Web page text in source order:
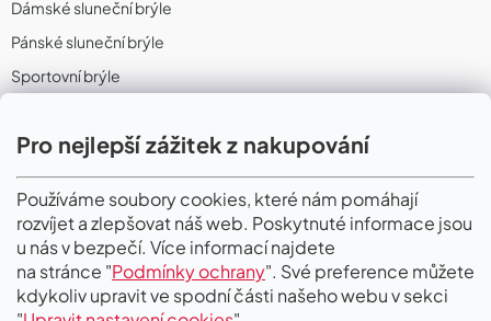
Pro nejlepší zážitek z nakupování
Používáme soubory cookies, které nám pomáhají
rozvíjet a zlepšovat náš web. Poskytnuté informace jsou
u nás v bezpečí. Více informací najdete
na stránce "Podmínky ochrany". Své preference můžete
kdykoliv upravit ve spodní části našeho webu v sekci
Dámské sluneční brýle
Pánské sluneční brýle
Sportovní brýle
Sportovní dioptrické brýle
II. Jakost
PŘIJÍMÁME ONLINE PLATBY